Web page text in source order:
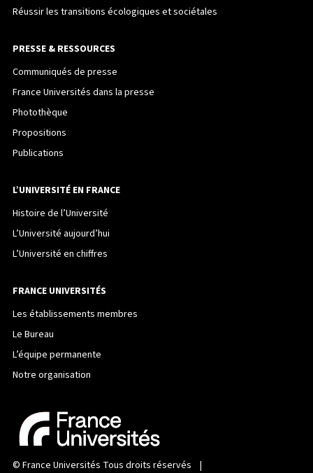
Réussir les transitions écologiques et sociétales
PRESSE & RESSOURCES
Communiqués de presse
France Universités dans la presse
Photothèque
Propositions
Publications
L’UNIVERSITÉ EN FRANCE
Histoire de l’Université
L’Université aujourd’hui
L’Université en chiffres
FRANCE UNIVERSITÉS
Les établissements membres
Le Bureau
L’équipe permanente
Notre organisation
© France Universités Tous droits réservés |